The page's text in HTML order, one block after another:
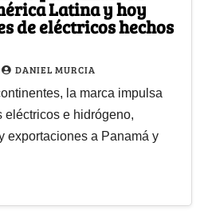
Latina y hoy
de eléctricos hechos
DANIEL MURCIA
la marca impulsa
e hidrógeno,
exportaciones a Panamá y